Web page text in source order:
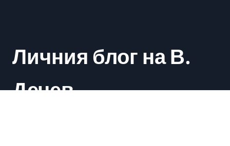
Личния блог на В.
Дечев